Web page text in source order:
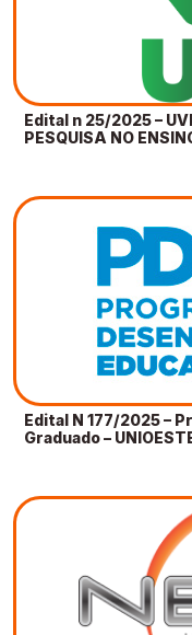
Edital n 25/2025 –
PESQUISA NO
Edital N 177/2025 –
Graduado –